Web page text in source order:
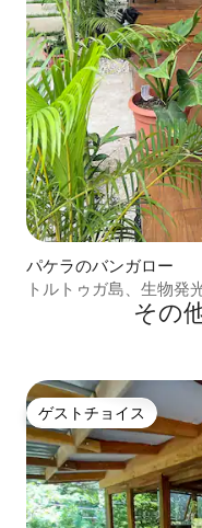
パケラのバンガロー
トルトゥガ島、生物発
その
ゲストチョイス
ゲストチョイス